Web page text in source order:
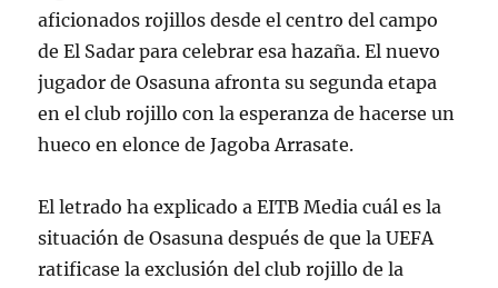
aficionados rojillos desde el centro del campo
de El Sadar para celebrar esa hazaña. El nuevo
jugador de Osasuna afronta su segunda etapa
en el club rojillo con la esperanza de hacerse un
hueco en elonce de Jagoba Arrasate.
El letrado ha explicado a EITB Media cuál es la
situación de Osasuna después de que la UEFA
ratificase la exclusión del club rojillo de la